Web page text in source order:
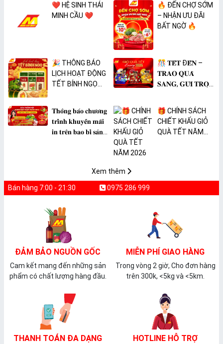
❤️ HỆ SINH THÁI
MINH CẦU ❤️
🔥 ĐẾN CHỢ SỚM
– NHẬN ƯU ĐÃI
BẤT NGỜ 🔥
🎉 THÔNG BÁO
LỊCH HOẠT ĐỘNG
TẾT BÍNH NGỌ
🎊 𝐓𝐄̂́𝐓 Đ𝐄̂́𝐍 –
𝐓𝐑𝐀𝐎 𝐐𝐔𝐀̀
𝐒𝐀𝐍𝐆, 𝐆𝐔̛̉𝐈 𝐓𝐑𝐎̣𝐍
𝐓𝐡𝐨̂𝐧𝐠 𝐛𝐚́𝐨 𝐜𝐡𝐮̛𝐨̛𝐧𝐠
𝐭𝐫𝐢̀𝐧𝐡 𝐤𝐡𝐮𝐲𝐞̂́𝐧 𝐦𝐚̃𝐢
𝐢𝐧 𝐭𝐫𝐞̂𝐧 𝐛𝐚𝐨 𝐛𝐢̀ 𝐬𝐚̉𝐧
🎁 CHÍNH SÁCH
CHIẾT KHẤU GIỎ
QUÀ TẾT NĂM
Xem thêm
Bán hàng 7:00 - 21:30 0975 286 999
ĐẢM BẢO NGUỒN GỐC
Cam kết mang đến những sản
phẩm có chất lượng hàng đầu.
MIỄN PHÍ GIAO HÀNG
Trong vòng 2 giờ, Cho đơn hàng
trên 300k, <5kg và <5km.
THANH TOÁN ĐA DẠNG HOTLINE HỖ TRỢ